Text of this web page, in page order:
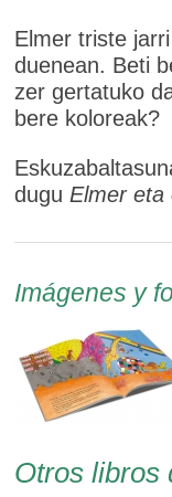
Elmer triste
duenean. Beti
zer gertatuko
bere koloreak?
dugu Elmer eta
Imágenes y
Otros libros